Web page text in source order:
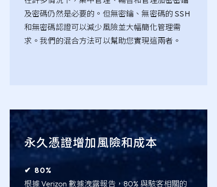
及密碼仍然是必要的。但無密鑰、無密碼的 SSH
和無密碼認證可以減少風險並大幅簡化管理需
求。我們的混合方法可以幫助您實現這兩者。
永久憑證增加風險和成本
✔︎ 80%
根據 Verizon 數據洩露報告，80% 與駭客相關的